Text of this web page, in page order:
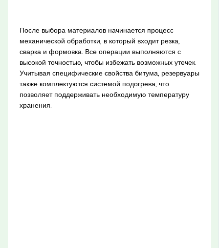
После выбора материалов начинается процесс
механической обработки, в который входит резка,
сварка и формовка. Все операции выполняются с
высокой точностью, чтобы избежать возможных утечек.
Учитывая специфические свойства битума, резервуары
также комплектуются системой подогрева, что
позволяет поддерживать необходимую температуру
хранения.